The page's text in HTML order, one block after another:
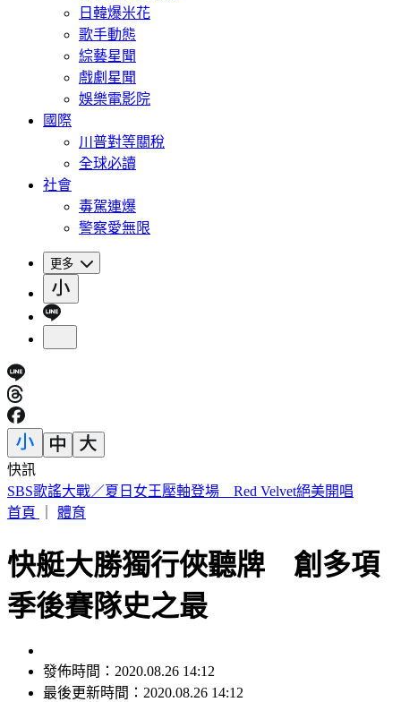
日韓爆米花
歌手動態
綜藝星聞
戲劇星聞
娛樂電影院
國際
川普對等關稅
全球必讀
社會
毒駕連爆
警察愛無限
更多
快訊
SBS歌謠大戰／izna攜手KISS OF LIFE嗨跳Ciara神曲
首頁
體育
快艇大勝獨行俠聽牌 創多項
季後賽隊史之最
發佈時間：2020.08.26 14:12
最後更新時間：2020.08.26 14:12